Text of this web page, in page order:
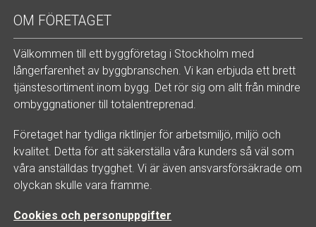
OM FÖRETAGET
Välkommen till ett byggföretag i Stockholm med
långerfarenhet av byggbranschen. Vi kan erbjuda ett brett
tjänstesortiment inom bygg. Det rör sig om allt från mindre
ombyggnationer till totalentreprenad.
Företaget har tydliga riktlinjer för arbetsmiljö, miljö och
kvalitet. Detta för att säkerställa våra kunders så väl som
våra anställdas trygghet. Vi är även ansvarsförsäkrade om
olyckan skulle vara framme.
Cookies och personuppgifter